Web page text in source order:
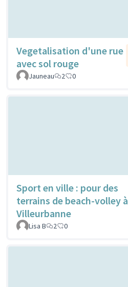
Vegetalisation d'une rue
avec sol rouge
Jauneau
2 0
Sport en ville : pour des
terrains de beach-volley à
Villeurbanne
Lisa B 2 0